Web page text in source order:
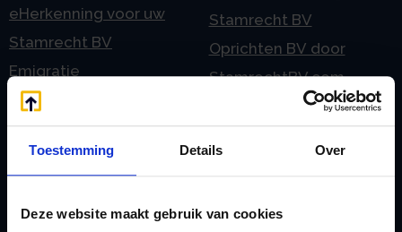
Toestemming Details Over
Deze website maakt gebruik van cookies
eHerkenning voor uw
Stamrecht BV
Emigratie
Emigratie Pensioen BV
F
Fiscale waardering
Flex BV oprichten of
omzetten
Stamrecht BV
Oprichten BV door
StamrechtBV.com
Overdracht vanuit
P